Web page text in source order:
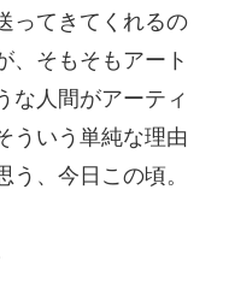
ってきてくれるの
、そもそもアート
な人間がアーティ
ういう単純な理由
、今日この頃。